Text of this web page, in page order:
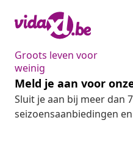
Groots leven voor
weinig
Meld je aan voor
Sluit je aan bij meer dan
seizoensaanbiedingen